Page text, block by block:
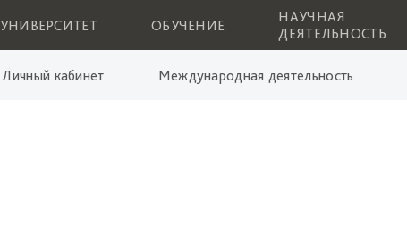
УНИВЕРСИТЕТ ОБУЧЕНИЕ
НАУЧНАЯ
ДЕЯТЕЛЬНОСТЬ
Личный кабинет Международная деятельность